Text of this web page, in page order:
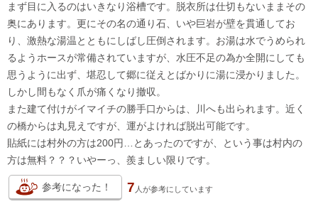
まず目に入るのはいきなり浴槽です。脱衣所は仕切もないままその
奥にあります。更にその名の通り石、いや巨岩が壁を貫通してお
り、激熱な湯温とともにしばし圧倒されます。お湯は水でうめられ
るようホースが常備されていますが、水圧不足の為か全開にしても
思うように出ず、堪忍して郷に従えとばかりに湯に浸かりました。
しかし間もなく爪が痛くなり撤収。
また建て付けがイマイチの勝手口からは、川へも出られます。近く
の橋からは丸見えですが、運がよければ脱出可能です。
貼紙には村外の方は200円…とあったのですが、という事は村内の
方は無料？？？いやーっ、羨ましい限りです。
参考になった！ 7 人が参考にしています